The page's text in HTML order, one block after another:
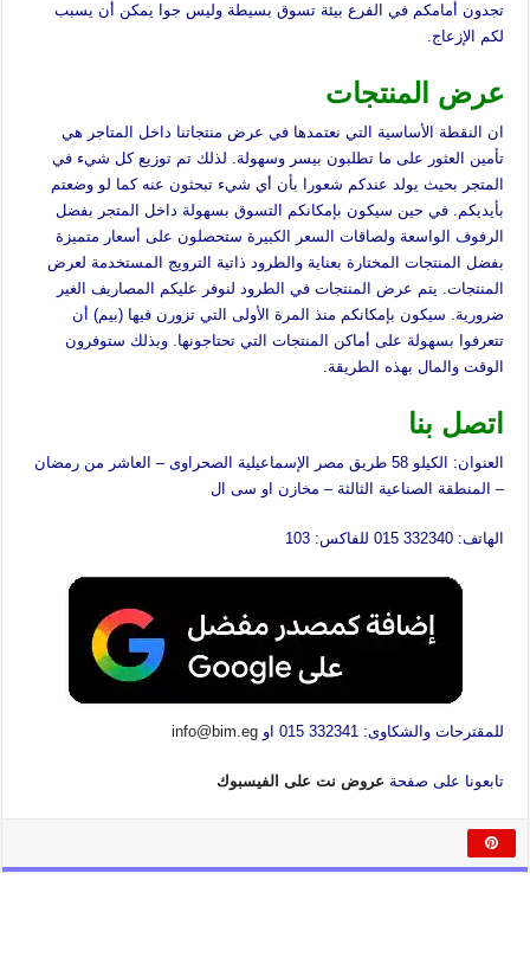
تجدون أمامكم في الفرع بيئة تسوق بسيطة وليس جوا يمكن أن يسبب
لكم الإزعاج.
عرض المنتجات
ان النقطة الأساسية التي نعتمدها في عرض منتجاتنا داخل المتاجر هي
تأمين العثور على ما تطلبون بيسر وسهولة. لذلك تم توزيع كل شيء في
المتجر بحيث يولد عندكم شعورا بأن أي شيء تبحثون عنه كما لو وضعتم
بأيديكم. في حين سيكون بإمكانكم التسوق بسهولة داخل المتجر بفضل
الرفوف الواسعة ولصاقات السعر الكبيرة ستحصلون على أسعار متميزة
بفضل المنتجات المختارة بعناية والطرود ذاتية الترويج المستخدمة لعرض
المنتجات. يتم عرض المنتجات في الطرود لنوفر عليكم المصاريف الغير
ضرورية. سيكون بإمكانكم منذ المرة الأولى التي تزورن فيها (بيم) أن
تتعرفوا بسهولة على أماكن المنتجات التي تحتاجونها. وبذلك ستوفرون
الوقت والمال بهذه الطريقة.
اتصل بنا
العنوان: الكيلو 58 طريق مصر الإسماعيلية الصحراوى – العاشر من رمضان
– المنطقة الصناعية الثالثة – مخازن او سى ال
الهاتف: 332340 015 للفاكس: 103
للمقترحات والشكاوى: 332341 015 او info@bim.eg
تابعونا على صفحة عروض نت على الفيسبوك